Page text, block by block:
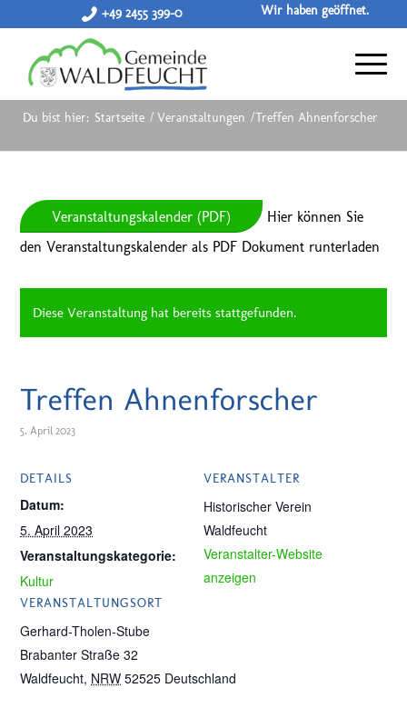
+49 2455 399-0 Wir haben geöffnet.
Du bist hier: Startseite / Veranstaltungen /Treffen Ahnenforscher
Veranstaltungskalender (PDF)
Hier können Sie
den Veranstaltungskalender als PDF Dokument runterladen
Diese Veranstaltung hat bereits stattgefunden.
Treffen Ahnenforscher
5. April 2023
DETAILS
Datum:
5. April 2023
Veranstaltungskategorie:
Kultur
VERANSTALTUNGSORT
Gerhard-Tholen-Stube
Brabanter Straße 32
Waldfeucht, NRW 52525 Deutschland
VERANSTALTER
Historischer Verein
Waldfeucht
Veranstalter-Website
anzeigen